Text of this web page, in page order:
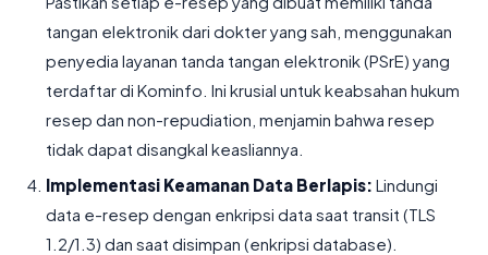
tangan elektronik dari dokter yang sah, menggunakan
penyedia layanan tanda tangan elektronik (PSrE) yang
terdaftar di Kominfo. Ini krusial untuk keabsahan hukum
resep dan non-repudiation, menjamin bahwa resep
tidak dapat disangkal keasliannya.
Implementasi Keamanan Data Berlapis: Lindungi
data e-resep dengan enkripsi data saat transit (TLS
1.2/1.3) dan saat disimpan (enkripsi database).